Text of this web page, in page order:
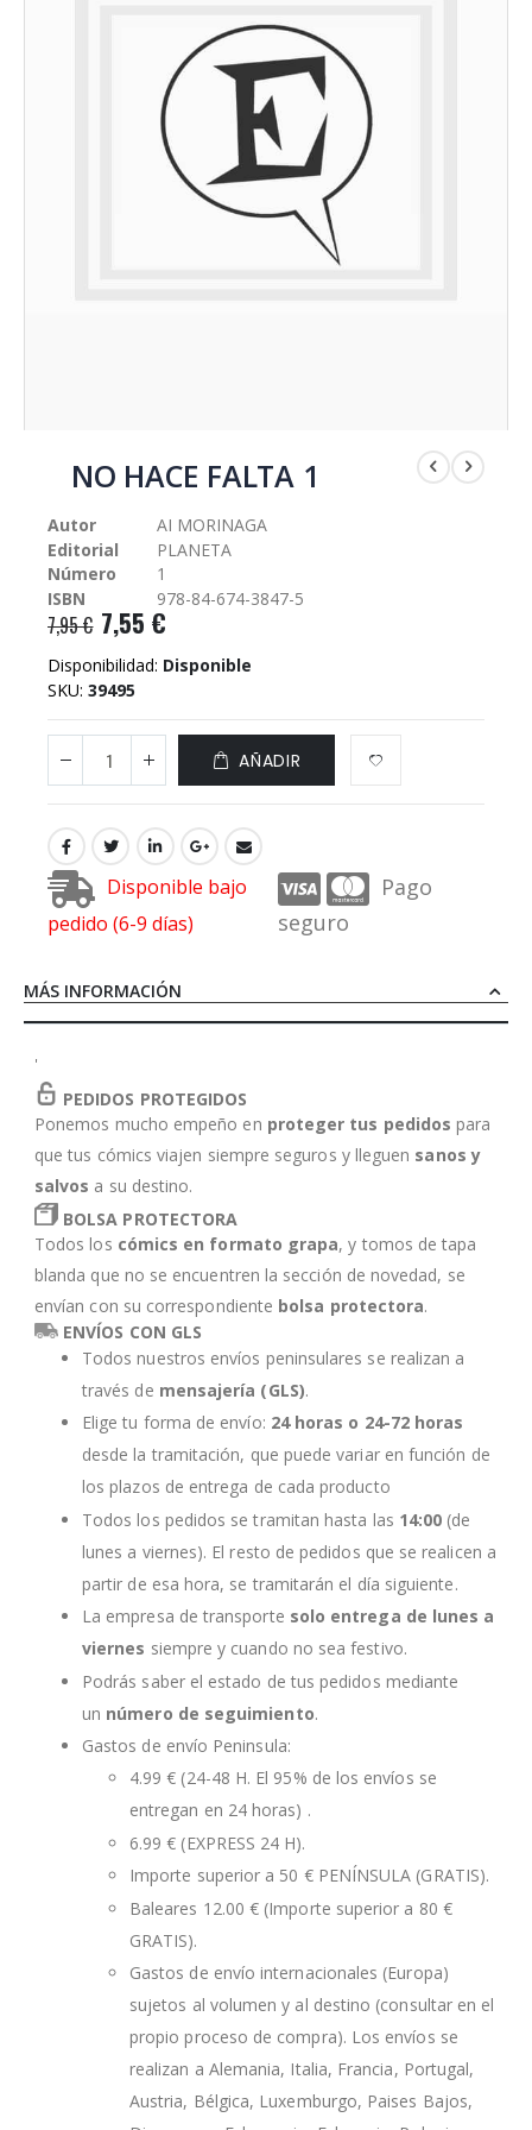
comienzo
galería
imágenes
NO HACE FALTA 1
Autor
AI MORINAGA
Editorial
PLANETA
Número
1
ISBN
978-84-674-3847-5
7,95 € 7,55 €
Disponibilidad: Disponible
SKU 39495
AÑADIR
Disponible bajo
pedido (6-9 días)
Pago
seguro
MÁS INFORMACIÓN
'
PEDIDOS PROTEGIDOS
Ponemos mucho empeño en proteger tus pedidos para
que tus cómics viajen siempre seguros y lleguen sanos y
salvos a su destino.
BOLSA PROTECTORA
Todos los cómics en formato grapa, y tomos de tapa
blanda que no se encuentren la sección de novedad, se
envían con su correspondiente bolsa protectora.
ENVÍOS CON GLS
Todos nuestros envíos peninsulares se realizan a
través de mensajería (GLS).
Elige tu forma de envío: 24 horas o 24-72 horas
desde la tramitación, que puede variar en función de
los plazos de entrega de cada producto
Todos los pedidos se tramitan hasta las 14:00 (de
lunes a viernes). El resto de pedidos que se realicen a
partir de esa hora, se tramitarán el día siguiente.
La empresa de transporte solo entrega de lunes a
viernes siempre y cuando no sea festivo.
Podrás saber el estado de tus pedidos mediante
un número de seguimiento.
Gastos de envío Peninsula:
4.99 € (24-48 H. El 95% de los envíos se
entregan en 24 horas) .
6.99 € (EXPRESS 24 H).
Importe superior a 50 € PENÍNSULA (GRATIS).
Baleares 12.00 € (Importe superior a 80 €
GRATIS).
Gastos de envío internacionales (Europa)
sujetos al volumen y al destino (consultar en el
propio proceso de compra). Los envíos se
realizan a Alemania, Italia, Francia, Portugal,
Austria, Bélgica, Luxemburgo, Paises Bajos,